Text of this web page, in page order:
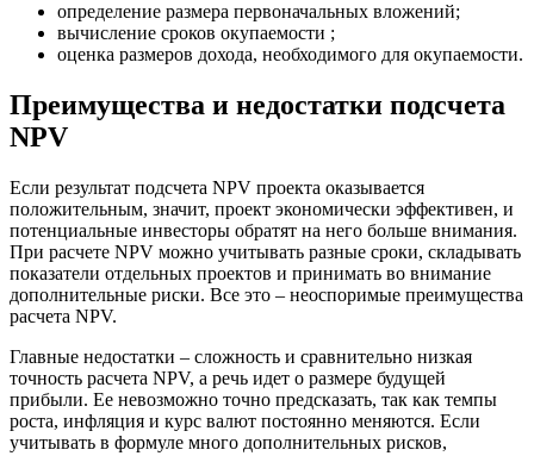
определение размера первоначальных вложений;
вычисление сроков окупаемости ;
оценка размеров дохода, необходимого для окупаемости.
Преимущества и недостатки подсчета
NPV
Если результат подсчета NPV проекта оказывается
положительным, значит, проект экономически эффективен, и
потенциальные инвесторы обратят на него больше внимания.
При расчете NPV можно учитывать разные сроки, складывать
показатели отдельных проектов и принимать во внимание
дополнительные риски. Все это – неоспоримые преимущества
расчета NPV.
Главные недостатки – сложность и сравнительно низкая
точность расчета NPV, а речь идет о размере будущей
прибыли. Ее невозможно точно предсказать, так как темпы
роста, инфляция и курс валют постоянно меняются. Если
учитывать в формуле много дополнительных рисков,